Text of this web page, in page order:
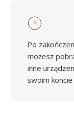
4
Po
możesz
inne
swoim